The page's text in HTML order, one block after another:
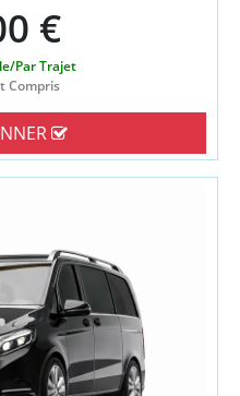
€
Par Trajet
Compris